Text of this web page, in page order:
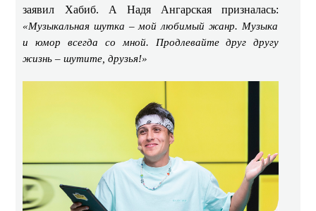
заявил Хабиб. А Надя Ангарская призналась:
«Музыкальная шутка – мой любимый жанр. Музыка
и юмор всегда со мной. Продлевайте друг другу
жизнь – шутите, друзья!»